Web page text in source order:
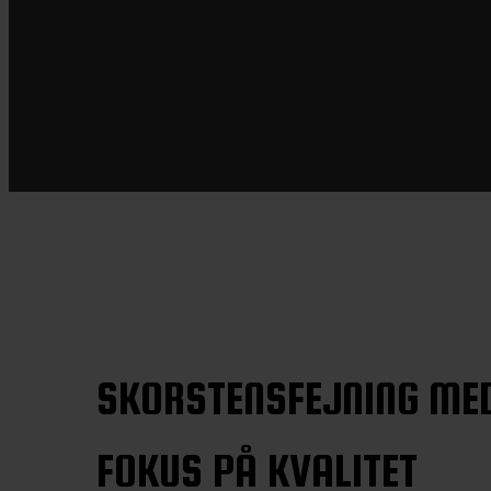
SKORSTENSFEJNING
FOKUS PÅ KVALITET